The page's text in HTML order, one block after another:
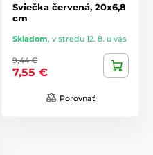
Sviečka červená, 20x6,8
cm
Skladom, v stredu 12. 8. u vás
9,44 €
7,55 €
Porovnať